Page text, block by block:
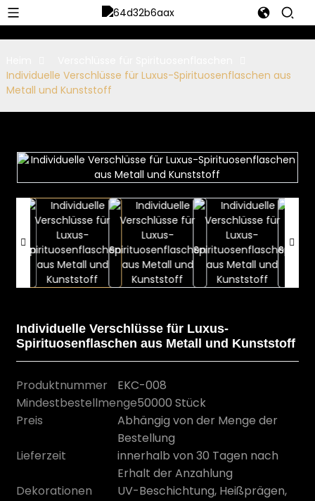
Individuelle Verschlüsse für Luxus-Spirituosenflaschen aus
Metall und Kunststoff
Individuelle Verschlüsse für Luxus-
Spirituosenflaschen aus Metall und Kunststoff
Produktnummer
EKC-008
Mindestbestellmenge50000 Stück
Preis
Abhängig von der Menge der
Bestellung
Lieferzeit
innerhalb von 30 Tagen nach
Erhalt der Anzahlung
Dekorationen
UV-Beschichtung, Heißprägen,